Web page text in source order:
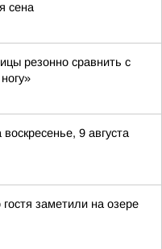
сена
резонно сравнить с
9 августа
гостя заметили на озере